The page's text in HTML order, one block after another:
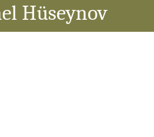
Hüseynov